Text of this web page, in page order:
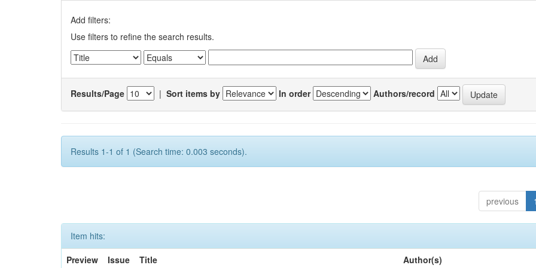
Add filters:
Use filters to refine the search results.
Results/Page | Sort items by In order Authors/record
Results 1-1 of 1 (Search time: 0.003 seconds).
previous 1
Item hits:
Preview
Issue
Title Author(s)